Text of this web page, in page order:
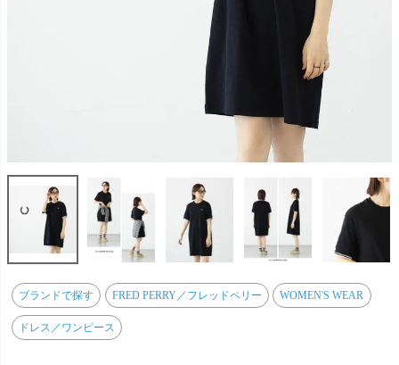
ブランドで探す FRED PERRY／フレッドペリー WOMEN'S WEAR
ドレス／ワンピース